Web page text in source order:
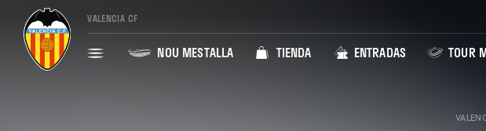
VALENCIA CF
NOU MESTALLA TIENDA ENTRADAS TOUR